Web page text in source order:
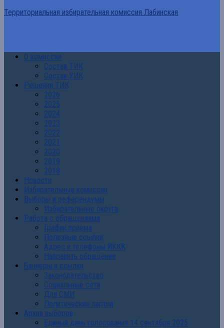
Территориальная избирательная комиссия Лабинская
О комиссии
Состав ТИК
Состав УИК
Решения ТИК
2026
2025
2024
2023
2022
2021
2020
2019
2018
Новости
Избирательные комиссии
Выборы и референдумы
Избирательные округа
Работа с обращениями
График приема
Полезные ссылки
Адрес и телефоны ИККК
Направить обращение
Баннеры и ссылки
Законодательство
Социальные сети
Для СМИ
Политические партии
Архив выборов
Единый день голосования 14 сентября 2025